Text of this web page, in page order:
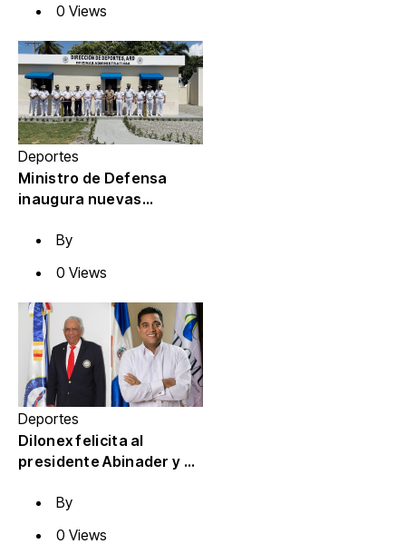
Caribe
0 Views
Deportes
Ministro de Defensa
inaugura nuevas
en la Armada
By
0 Views
Deportes
Dilonex felicita al
presidente Abinader y al
Juegos
Caribe
By
0 Views